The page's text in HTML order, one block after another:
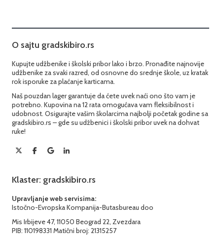
O sajtu gradskibiro.rs
Kupujte udžbenike i školski pribor lako i brzo. Pronađite najnovije
udžbenike za svaki razred, od osnovne do srednje škole, uz kratak
rok isporuke za plaćanje karticama.
Naš pouzdan lager garantuje da ćete uvek naći ono što vam je
potrebno. Kupovina na 12 rata omogućava vam fleksibilnost i
udobnost. Osigurajte vašim školarcima najbolji početak godine sa
gradskibiro.rs – gde su udžbenici i školski pribor uvek na dohvat
ruke!
Klaster: gradskibiro.rs
Upravljanje web servisima:
Istočno-Evropska Kompanija-Butasbureau doo
Mis Irbijeve 47, 11050 Beograd 22, Zvezdara
PIB: 110198331 Matični broj: 21315257